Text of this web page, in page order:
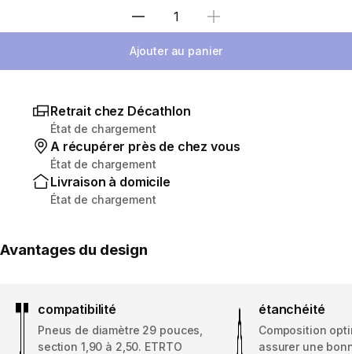
Choisir une quantité
Ajouter au panier
Retrait chez Décathlon
État de chargement
A récupérer près de chez vous
État de chargement
Livraison à domicile
État de chargement
Avantages du design
compatibilité
Pneus de diamètre 29 pouces,
section 1,90 à 2,50. ETRTO
étanchéité
Composition
assurer une